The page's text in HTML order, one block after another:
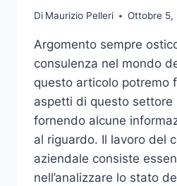
Di Maurizio Pelleri Ottobre 5,
Argomento sempre
consulenza nel mondo
questo articolo potremo
aspetti di questo settore
fornendo alcune
al riguardo. Il lavoro del
aziendale consiste
nell’analizzare lo stato